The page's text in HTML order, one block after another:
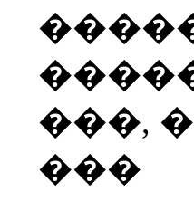
���,
���